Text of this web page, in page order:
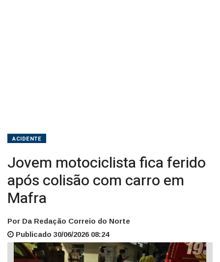
ACIDENTE
Jovem motociclista fica ferido
após colisão com carro em
Mafra
Por Da Redação Correio do Norte
Publicado 30/06/2026 08:24